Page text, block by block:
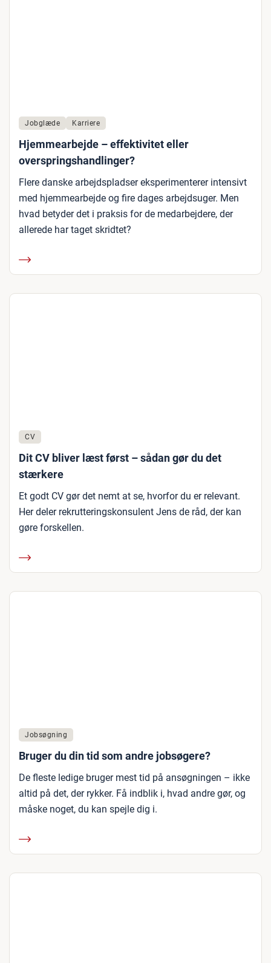
Jobglæde Karriere
Hjemmearbejde – effektivitet eller
overspringshandlinger?
Flere danske arbejdspladser eksperimenterer intensivt
med hjemmearbejde og fire dages arbejdsuger. Men
hvad betyder det i praksis for de medarbejdere, der
allerede har taget skridtet?
CV
Dit CV bliver læst først – sådan gør du det
stærkere
Et godt CV gør det nemt at se, hvorfor du er relevant.
Her deler rekrutteringskonsulent Jens de råd, der kan
gøre forskellen.
Jobsøgning
Bruger du din tid som andre jobsøgere?
De fleste ledige bruger mest tid på ansøgningen – ikke
altid på det, der rykker. Få indblik i, hvad andre gør, og
måske noget, du kan spejle dig i.